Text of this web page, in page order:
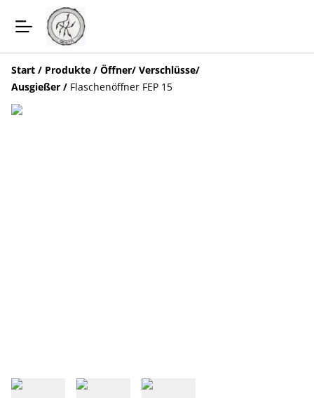
Start / Produkte / Öffner/ Verschlüsse/
Ausgießer / Flaschenöffner FEP 15